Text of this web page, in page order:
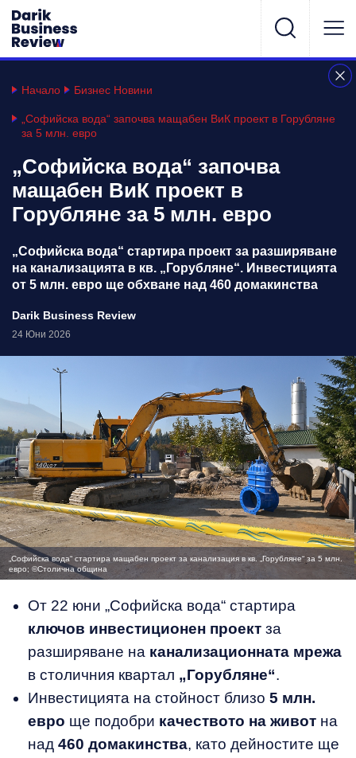
Начало Бизнес Новини
„Софийска вода“ започва мащабен ВиК проект в Горубляне
за 5 млн. евро
„Софийска вода“ започва
мащабен ВиК проект в
Горубляне за 5 млн. евро
„Софийска вода“ стартира проект за разширяване
на канализацията в кв. „Горубляне“. Инвестицията
от 5 млн. евро ще обхване над 460 домакинства
Darik Business Review
24 Юни 2026
„Софийска вода“ стартира мащабен проект за канализация в кв. „Горубляне“ за 5 млн.
евро; ©Столична община
От 22 юни „Софийска вода“ стартира
ключов инвестиционен проект за
разширяване на канализационната мрежа
в столичния квартал „Горубляне“.
Инвестицията на стойност близо 5 млн.
евро ще подобри качеството на живот на
над 460 домакинства, като дейностите ще